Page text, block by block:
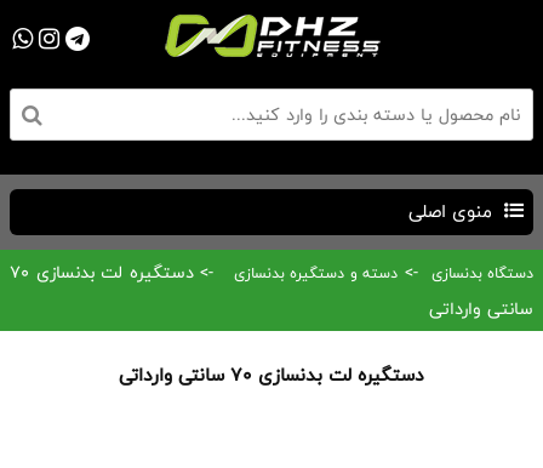
منوی اصلی
دستگاه بدنسازی -> دسته و دستگیره بدنسازی
-> دستگیره لت بدنسازی 70
سانتی وارداتی
دستگیره لت بدنسازی 70 سانتی وارداتی